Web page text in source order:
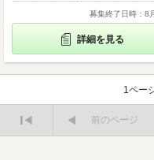
募集終了日時：8
詳細を見る
1ペー
前のページ